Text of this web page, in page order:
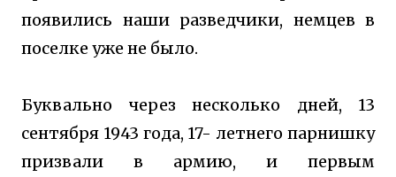
появились наши разведчики, немцев в
поселке уже не было.
Буквально через несколько дней, 13
сентября 1943 года, 17- летнего парнишку
призвали в армию, и первым